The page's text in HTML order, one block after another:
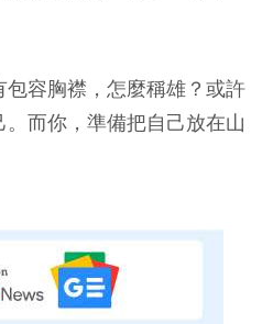
容胸襟，怎麼稱雄？或許
而你，準備把自己放在山